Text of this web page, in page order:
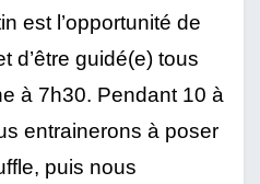
est l’opportunité de
d’être guidé(e) tous
à 7h30. Pendant 10 à
entrainerons à poser
puis nous